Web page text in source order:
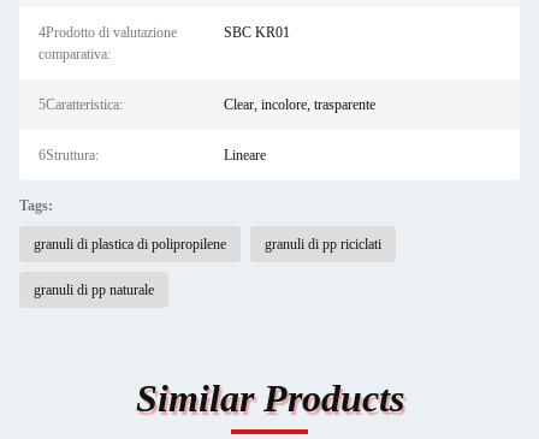
4Prodotto di valutazione
comparativa:
SBC KR01
5Caratteristica: Clear, incolore, trasparente
6Struttura: Lineare
Tags:
granuli di plastica di polipropilene granuli di pp riciclati
granuli di pp naturale
Similar Products